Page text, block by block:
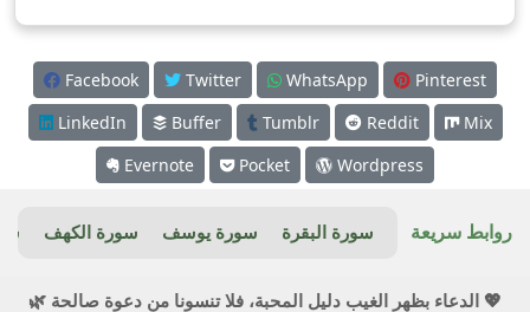
Facebook Twitter WhatsApp
Pinterest
LinkedIn
Buffer Tumblr Reddit
Mix
Evernote
Pocket Wordpress
روابط سريعة سورة البقرة سورة يوسف سورة الكهف
💖 الدعاء بظهر الغيب دليل المحبة، فلا تنسونا من دعوة صالحة 🌿